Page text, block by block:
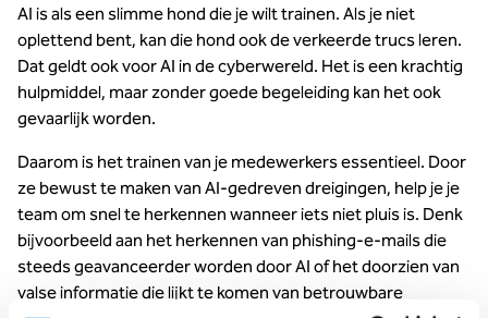
AI is als een slimme hond die je wilt trainen. Als je niet
oplettend bent, kan die hond ook de verkeerde trucs leren.
Dat geldt ook voor AI in de cyberwereld. Het is een krachtig
hulpmiddel, maar zonder goede begeleiding kan het ook
gevaarlijk worden.
Daarom is het trainen van je medewerkers essentieel. Door
ze bewust te maken van AI-gedreven dreigingen, help je je
team om snel te herkennen wanneer iets niet pluis is. Denk
bijvoorbeeld aan het herkennen van phishing-e-mails die
steeds geavanceerder worden door AI of het doorzien van
valse informatie die lijkt te komen van betrouwbare